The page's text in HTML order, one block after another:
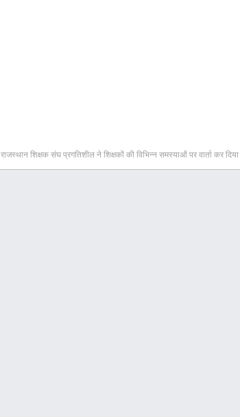
राजस्थान शिक्षक संघ प्रगतिशील ने शिक्षकों की विभिन्न समस्याओं पर वार्ता कर दिया